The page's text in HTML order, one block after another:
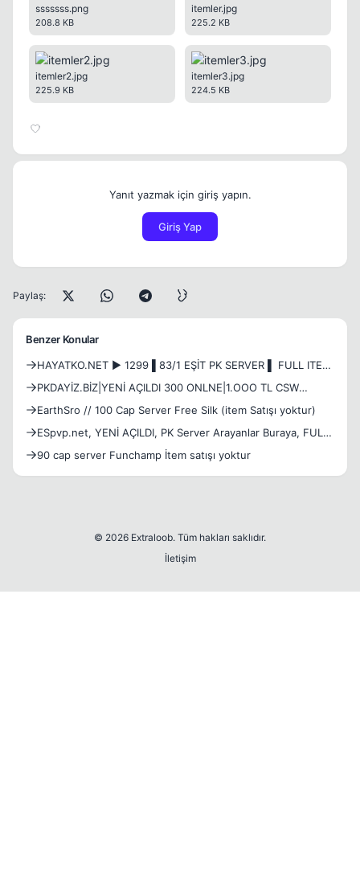
sssssss.png
208.8 KB
itemler.jpg
225.2 KB
itemler2.jpg
225.9 KB
itemler3.jpg
224.5 KB
Yanıt yazmak için giriş yapın.
Giriş Yap
Paylaş:
Benzer Konular
HAYATKO.NET ► 1299 ▌83/1 EŞİT PK SERVER ▌ FULL ITEM
BASLANGIC ▌GEM VER KC AL! ►
KROWAZ,UTC,KANAT,RANK SİSTEMİ
PKDAYİZ.BİZ|YENİ AÇILDI 300 ONLNE|1.OOO TL CSW
ÖDÜL|+5 +10 EŞİT PK SERVER|DESTEK İTEM SATIŞI
EarthSro // 100 Cap Server Free Silk (item Satışı yoktur)
ESpvp.net, YENİ AÇILDI, PK Server Arayanlar Buraya, FULL
ITEM + FULL PUS Başla, Pvp'den Fazlası
90 cap server Funchamp İtem satışı yoktur
© 2026 Extraloob. Tüm hakları saklıdır.
İletişim